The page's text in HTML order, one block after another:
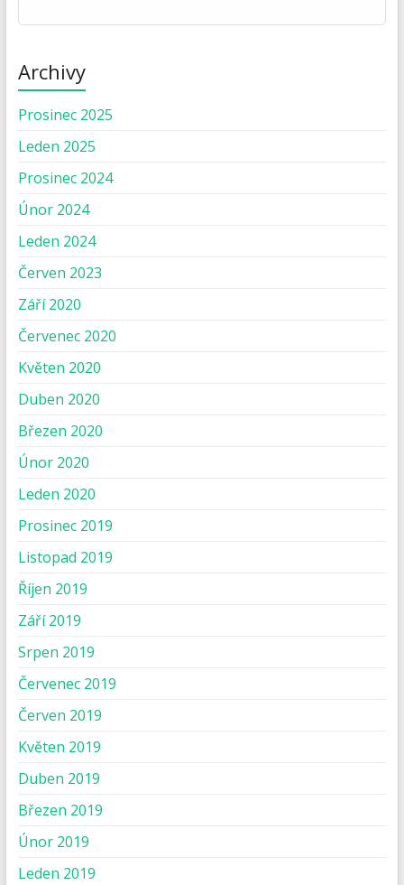
Archivy
Prosinec 2025
Leden 2025
Prosinec 2024
Únor 2024
Leden 2024
Červen 2023
Září 2020
Červenec 2020
Květen 2020
Duben 2020
Březen 2020
Únor 2020
Leden 2020
Prosinec 2019
Listopad 2019
Říjen 2019
Září 2019
Srpen 2019
Červenec 2019
Červen 2019
Květen 2019
Duben 2019
Březen 2019
Únor 2019
Leden 2019